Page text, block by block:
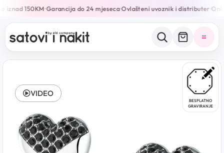
iznad 150KM•Garancija do 24 mjeseca•Ovlašteni uvoznik i distributer•
BESPLATNO
GRAVIRANJE
VIDEO